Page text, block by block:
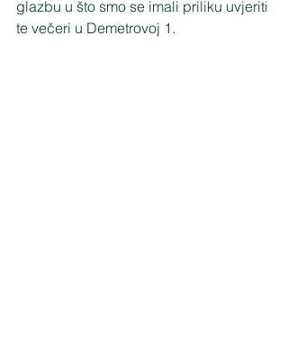
glazbu u što smo se imali priliku uvjeriti
te večeri u Demetrovoj 1.